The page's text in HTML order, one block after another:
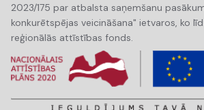
2023/175 par atbalsta saņemšanu
konkurētspējas veicināšana" ietvaros, ko
reģionālās attīstības fonds.